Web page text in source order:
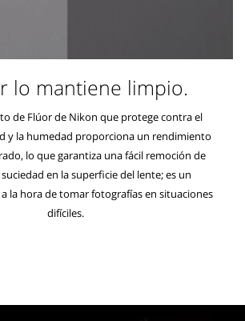
lo mantiene limpio.
de Flúor de Nikon que protege contra el
y la humedad proporciona un rendimiento
lo que garantiza una fácil remoción de
en la superficie del lente; es un
la hora de tomar fotografías en situaciones
difíciles.